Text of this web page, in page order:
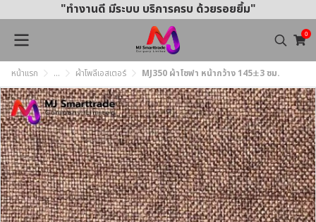
"ทำงานดี มีระบบ บริการครบ ด้วยรอยยิ้ม"
0
หน้าแรก ... ผ้าโพลีเอสเตอร์ MJ350 ผ้าโซฟา หน้ากว้าง 145±3 ซม.